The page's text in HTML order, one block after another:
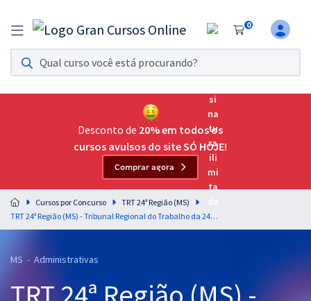
0
Assinatura Ilimitada 11
Acesso a todos os cursos. Teste grátis por 7 dias!
Assinatura OAB Até Passar
Acesso ilimitado a toda preparação para o Exame da
Residências Multiprofissionais
Preparação completa e intensiva para as principais
residências em saúde do Brasil
Cursos 20% OFF
Desconto de 20% em todos os
cursos avulsos do site SÓ HOJE!
Comprar agora
Cursos por Concurso
TRT 24ª Região (MS)
TRT 24ª Região (MS) - Tribunal Regional do Trabalho da 24ª Região - Técnico Judiciário - Área Apoio Especializado - Área Administrativa - Sem Especialidade (Treinamento Intensivo + Diferenciais Exclusivos)
MS - Administrativas